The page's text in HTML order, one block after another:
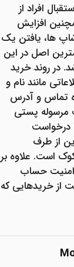
افراد از
افزایش
شاپ ها، یافتن یک
اصل در این
در روند خرید
مانند نام و
تماس و آدرس
مرسوله پستی
درخواست
از طرف
است. علاوه بر
حساب
از خریدهایی که